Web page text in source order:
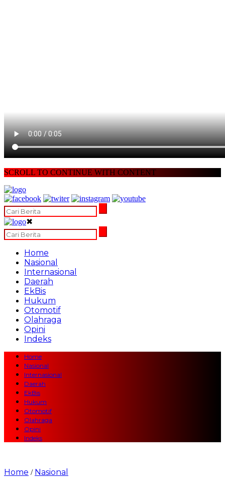
SCROLL TO CONTINUE WITH CONTENT
✖
Home
Nasional
Internasional
Daerah
EkBis
Hukum
Otomotif
Olahraga
Opini
Indeks
Home
Nasional
Internasional
Daerah
EkBis
Hukum
Otomotif
Olahraga
Opini
Indeks
Home / Nasional